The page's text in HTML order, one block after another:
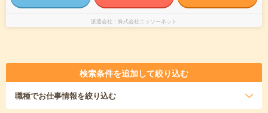
派遣会社 株式会社ニッソーネット
検索条件を追加して絞り込む
職種でお仕事情報を絞り込む